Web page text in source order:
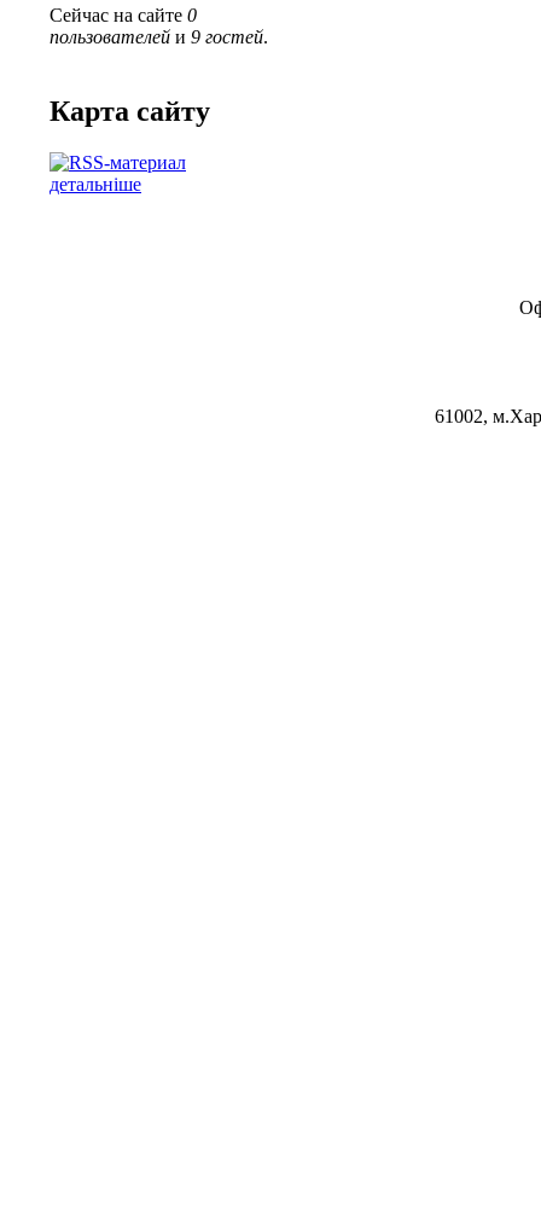
Сейчас на сайте 0
пользователей и 9 гостей.
Карта сайту
детальніше
61002,